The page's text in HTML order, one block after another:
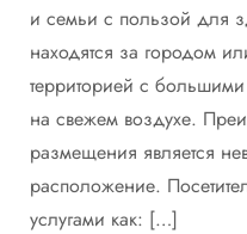
и семьи с пользой для
находятся за городом
территорией с
на свежем воздухе.
размещения является
расположение.
услугами как: […]